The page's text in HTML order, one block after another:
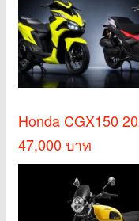
Honda CGX150
47,000 บาท